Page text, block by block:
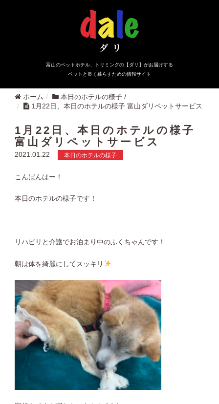
富山のペットホテル、トリミングの【ダリ】がお届けする
ペットと長く暮らすための情報サイト
ホーム 本日のホテルの様子 /
1月22日、本日のホテルの様子 富山ダリペットサービス
1月22日、本日のホテルの様子
富山ダリペットサービス
2021.01.22 本日のホテルの様子
こんばんはー！
本日のホテルの様子です！
リハビリと介護でお泊まり中のふくちゃんです！
朝は体を綺麗にしてスッキリ